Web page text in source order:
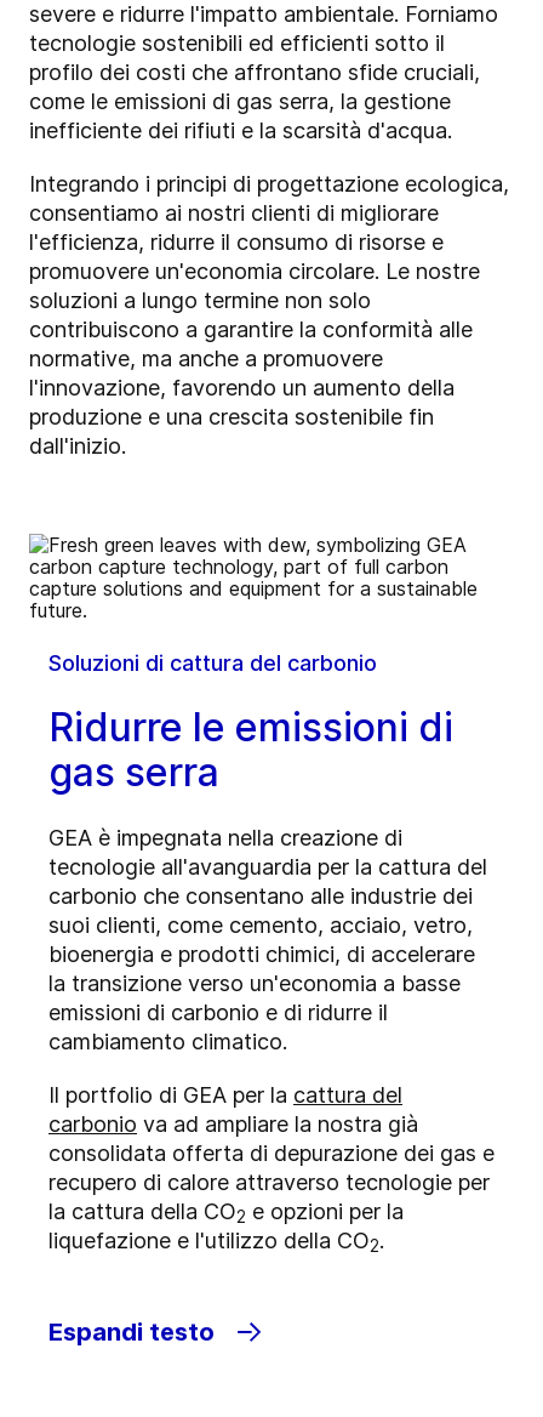
severe e ridurre l'impatto ambientale. Forniamo
tecnologie sostenibili ed efficienti sotto il
profilo dei costi che affrontano sfide cruciali,
come le emissioni di gas serra, la gestione
inefficiente dei rifiuti e la scarsità d'acqua.
Integrando i principi di progettazione ecologica,
consentiamo ai nostri clienti di migliorare
l'efficienza, ridurre il consumo di risorse e
promuovere un'economia circolare. Le nostre
soluzioni a lungo termine non solo
contribuiscono a garantire la conformità alle
normative, ma anche a promuovere
l'innovazione, favorendo un aumento della
produzione e una crescita sostenibile fin
dall'inizio.
Soluzioni di cattura del carbonio
Ridurre le emissioni di
gas serra
GEA è impegnata nella creazione di
tecnologie all'avanguardia per la cattura del
carbonio che consentano alle industrie dei
suoi clienti, come cemento, acciaio, vetro,
bioenergia e prodotti chimici, di accelerare
la transizione verso un'economia a basse
emissioni di carbonio e di ridurre il
cambiamento climatico.
Il portfolio di GEA per la cattura del
carbonio va ad ampliare la nostra già
consolidata offerta di depurazione dei gas e
recupero di calore attraverso tecnologie per
la cattura della CO2 e opzioni per la
liquefazione e l'utilizzo della CO2.
Espandi testo